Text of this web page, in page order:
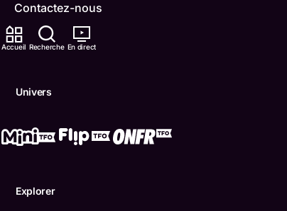
Accueil Recherche En direct
Univers
Explorer
Contactez-nous
ONFR
Conditions d'utilisation